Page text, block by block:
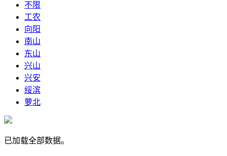
不限
工农
向阳
南山
东山
兴山
兴安
绥滨
萝北
已加载全部数据。